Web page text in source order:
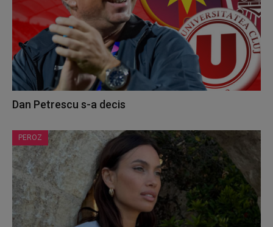
Dan Petrescu s-a decis
PEROZ